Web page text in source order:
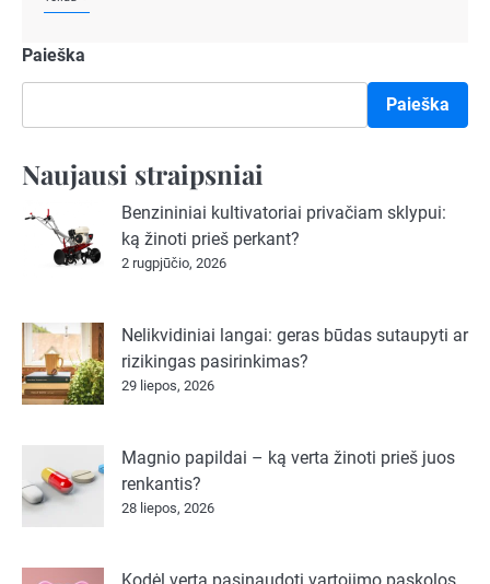
Paieška
Paieška
Naujausi straipsniai
Benzininiai kultivatoriai privačiam sklypui:
ką žinoti prieš perkant?
2 rugpjūčio, 2026
Nelikvidiniai langai: geras būdas sutaupyti ar
rizikingas pasirinkimas?
29 liepos, 2026
Magnio papildai – ką verta žinoti prieš juos
renkantis?
28 liepos, 2026